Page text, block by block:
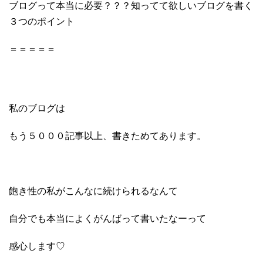
ブログって本当に必要？？？知ってて欲しいブログを書く
３つのポイント
＝＝＝＝＝
私のブログは
もう５０００記事以上、書きためてあります。
飽き性の私がこんなに続けられるなんて
自分でも本当によくがんばって書いたなーって
感心します♡